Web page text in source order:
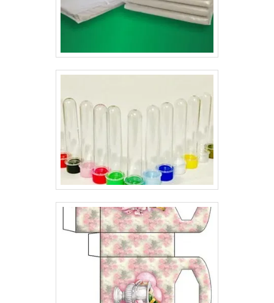
empresas que buscam entregar o melhor ao seu
cliente.Dessa forma, além de proteger o produto e
embalagens têm a missão de atrair o público, pois
deixaram de ser apenas um simples envoltório e se
de higiene pessoal;Maquiagem;Sabonete para o
rosto;Sabonete para a pele;Creme para pele;Creme e
shampoos para cabelo.Ou seja, as embalagens
possuem características especiais, e não é para menos.
Seu valor na decisão de escolha do consumidor é
extremamente relevante. Por esse motivo, ela é
extremamente importante.Ao possuir interesse em
desenvolver a impressão de embalagens para
cosméticos preço é imprescindível contar com uma
empresa séria, que já esteja atuando no mercado há
algum tempo, pesquise as melhores e dê uma
identificação perfeita para o seu produto..